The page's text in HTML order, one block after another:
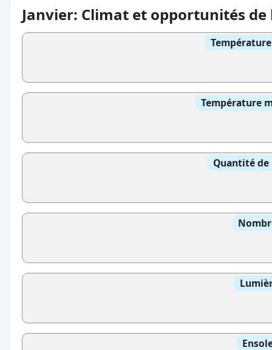
Janvier: Climat et opportunités de
Température
Quantité